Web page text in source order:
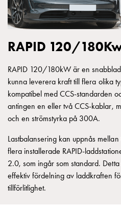
Ordlista
elbilsladdning
Skillnaden
på
och
DC
laddning
Varför
ska
ladda
laddbox
och
inte
RAPID 120/
RAPID 120/180kW är en
kunna leverera kraft till flera olika
kompatibel med CCS-standarden
antingen en eller två CCS-kablar,
och en strömstyrka på 300A.
Lastbalansering kan uppnås
flera installerade RAPID-
2.0, som ingår som standard.
effektiv fördelning av laddkraften
tillförlitlighet.